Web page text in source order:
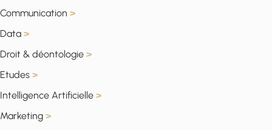
Communication >
Data >
Droit & déontologie >
Etudes >
Intelligence Artificielle >
Marketing >